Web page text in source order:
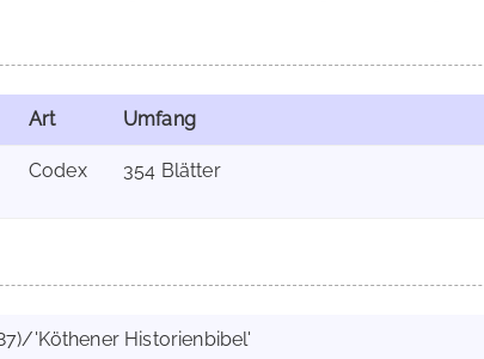
Art Umfang
Codex 354 Blätter
'Köthener Historienbibel'